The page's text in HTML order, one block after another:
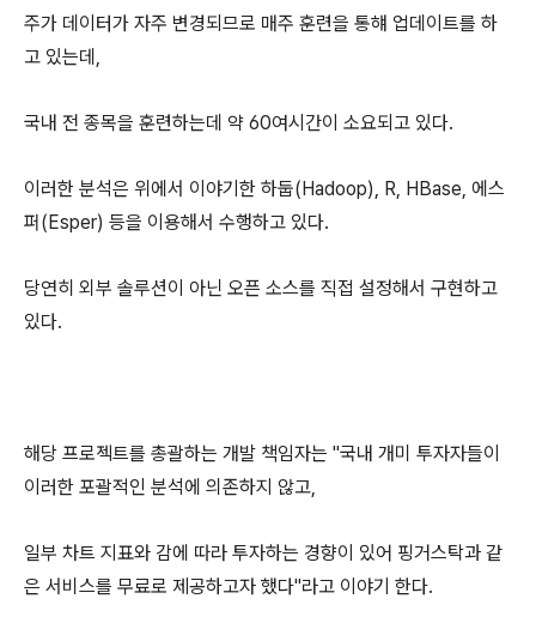
주가 데이터가 자주 변경되므로 매주 훈련을 통햬 업데이트를 하
고 있는데,
국내 전 종목을 훈련하는데 약 60여시간이 소요되고 있다.
이러한 분석은 위에서 이야기한 하둡(Hadoop), R, HBase, 에스
퍼(Esper) 등을 이용해서 수행하고 있다.
당연히 외부 솔루션이 아닌 오픈 소스를 직접 설정해서 구현하고
있다.
해당 프로젝트를 총괄하는 개발 책임자는 "국내 개미 투자자들이
이러한 포괄적인 분석에 의존하지 않고,
일부 차트 지표와 감에 따라 투자하는 경향이 있어 핑거스탁과 같
은 서비스를 무료로 제공하고자 했다"라고 이야기 한다.